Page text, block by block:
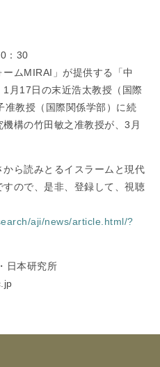
：30
ムMIRAI」が提供する「中
月17日の末近浩太教授（国際
准教授（国際関係学部）に続
構の竹田敏之准教授が、3月
ら読みとるイスラームと現代
ので、是非、登録して、視聴
aji/news/article.html/?
日本研究所